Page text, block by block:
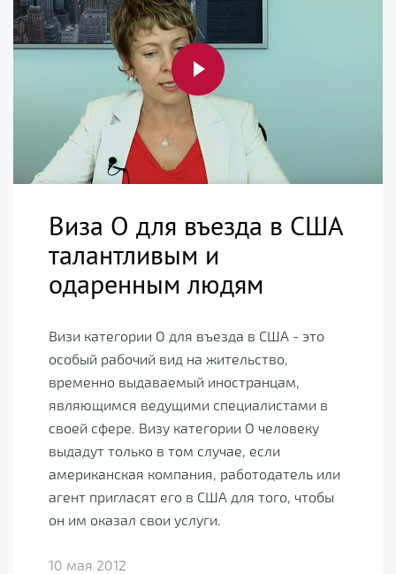
Виза O для въезда в США
талантливым и
одаренным людям
Визи категории O для въезда в США - это
особый рабочий вид на жительство,
временно выдаваемый иностранцам,
являющимся ведущими специалистами в
своей сфере. Визу категории О человеку
выдадут только в том случае, если
американская компания, работодатель или
агент пригласят его в США для того, чтобы
он им оказал свои услуги.
10 мая 2012